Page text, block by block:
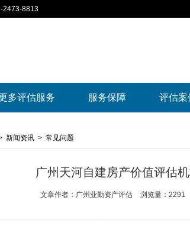
2473-8813
多评估服务 服务保障 评估案
新闻资讯 > 常见问题
广州天河自建房产价值评估
文章作者：广州业勤资产评估 浏览量：2291